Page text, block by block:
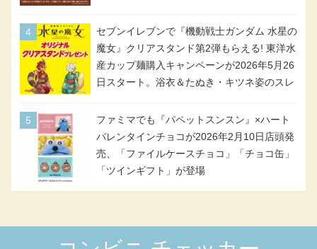
セブンイレブンで『機動戦士ガンダム 水星の
魔女』クリアスタンド第2弾もらえる! 東洋水
産カップ麺購入キャンペーンが2026年5月26
日スタート。浴衣＆たぬき・キツネ姿のスレ
号・5号) / シャディクが全6種のクリアスタ
ンドになって登場!
ファミマでも『パペットスンスン』×ハート
バレンタインチョコが2026年2月10日店頭発
売、「ファイルケースチョコ」「チョコ缶」
「ツインギフト」が登場